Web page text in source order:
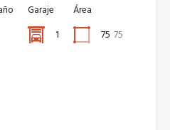
Garaje
1
Área
75 75